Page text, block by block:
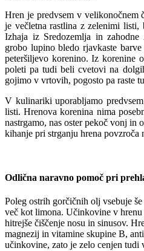
Hren je predvsem v velikonočnem
je večletna rastlina z zelenimi listi,
Izhaja iz Sredozemlja in
grobo lupino bledo rjavkaste
peteršiljevo korenino. Iz korenine
poleti pa tudi beli cvetovi na
gojimo v vrtovih, pogosto pa raste
V kulinariki uporabljamo
listi. Hrenova korenina nima
nastrgamo, nas oster pekoč vonj in
kihanje pri strganju hrena povzroča
Odlična naravno pomoč pri
Poleg ostrih gorčičnih olj vsebuje
več kot limona. Učinkovine v
hitrejše čiščenje nosu in sinusov.
magnezij in vitamine skupine B,
učinkovine, zato je zelo cenjen tudi